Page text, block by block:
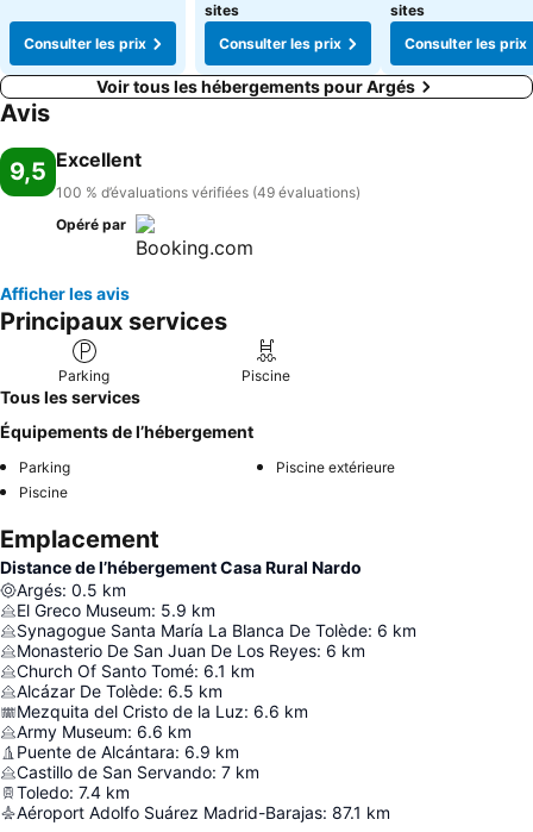
Consulter les prix
sites
Consulter les prix
sites
Consulter les prix
Voir tous les hébergements pour Argés
Avis
9,5 Excellent
100 % d’évaluations vérifiées (49 évaluations)
Opéré par
Afficher les avis
Principaux services
Parking Piscine
Tous les services
Équipements de l’hébergement
Parking
Piscine extérieure
Piscine
Emplacement
Distance de l’hébergement Casa Rural Nardo
Argés: 0.5 km
El Greco Museum: 5.9 km
Synagogue Santa María La Blanca De Tolède: 6 km
Monasterio De San Juan De Los Reyes: 6 km
Church Of Santo Tomé: 6.1 km
Alcázar De Tolède: 6.5 km
Mezquita del Cristo de la Luz: 6.6 km
Army Museum: 6.6 km
Puente de Alcántara: 6.9 km
Castillo de San Servando: 7 km
Toledo: 7.4 km
Aéroport Adolfo Suárez Madrid-Barajas: 87.1 km